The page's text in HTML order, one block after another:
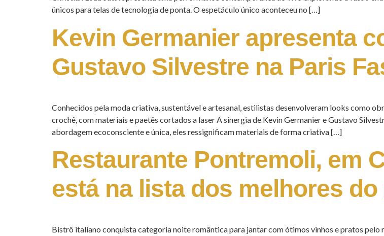
únicos para telas de tecnologia de ponta. O espetáculo único aconteceu no […]
Kevin Germanier apresenta
Gustavo Silvestre na Paris
Conhecidos pela moda criativa, sustentável e artesanal, estilistas desenvolveram looks como
crochê, com materiais e paetês cortados a laser A sinergia de Kevin Germanier e Gustavo
abordagem ecoconsciente e única, eles ressignificam materiais de forma criativa […]
Restaurante Pontremoli, em
está na lista dos melhores
Bistrô italiano conquista categoria noite romântica para jantar com ótimos vinhos e pratos